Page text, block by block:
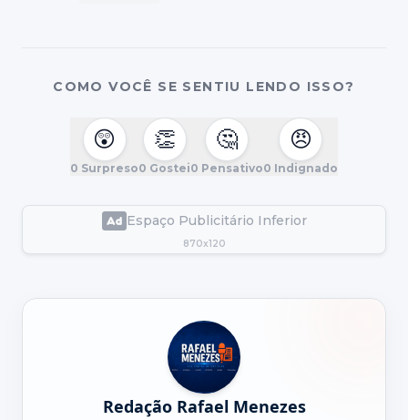
COMO VOCÊ SE SENTIU LENDO ISSO?
😲
0 Surpreso
👏
0 Gostei
🤔
0 Pensativo
😠
0 Indignado
Espaço Publicitário Inferior
870x120
Redação Rafael Menezes